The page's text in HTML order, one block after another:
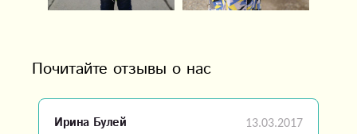
Почитайте отзывы о нас
Ирина Булей 13.03.2017